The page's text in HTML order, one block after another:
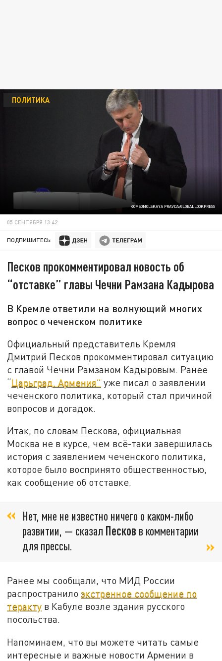
KOMSOMOLSKAYA PRAVDA/GLOBALLOOKPRESS
ПОЛИТИКА
05 СЕНТЯБРЯ 13:42
ПОДПИШИТЕСЬ:
Песков прокомментировал новость об
“отставке” главы Чечни Рамзана Кадырова
В Кремле ответили на волнующий многих
вопрос о чеченском политике
Официальный представитель Кремля
Дмитрий Песков прокомментировал ситуацию
с главой Чечни Рамзаном Кадыровым. Ранее
“Царьград. Армения” уже писал о заявлении
чеченского политика, который стал причиной
вопросов и догадок.
Итак, по словам Пескова, официальная
Москва не в курсе, чем всё-таки завершилась
история с заявлением чеченского политика,
которое было воспринято общественностью,
как сообщение об отставке.
Нет, мне не известно ничего о каком-либо
развитии, — сказал Песков в комментарии
для прессы.
Ранее мы сообщали, что МИД России
распространилоэкстренное сообщение по
теракту в Кабуле возле здания русского
посольства.
Напоминаем, что вы можете читать самые
интересные и важные новости Армении в